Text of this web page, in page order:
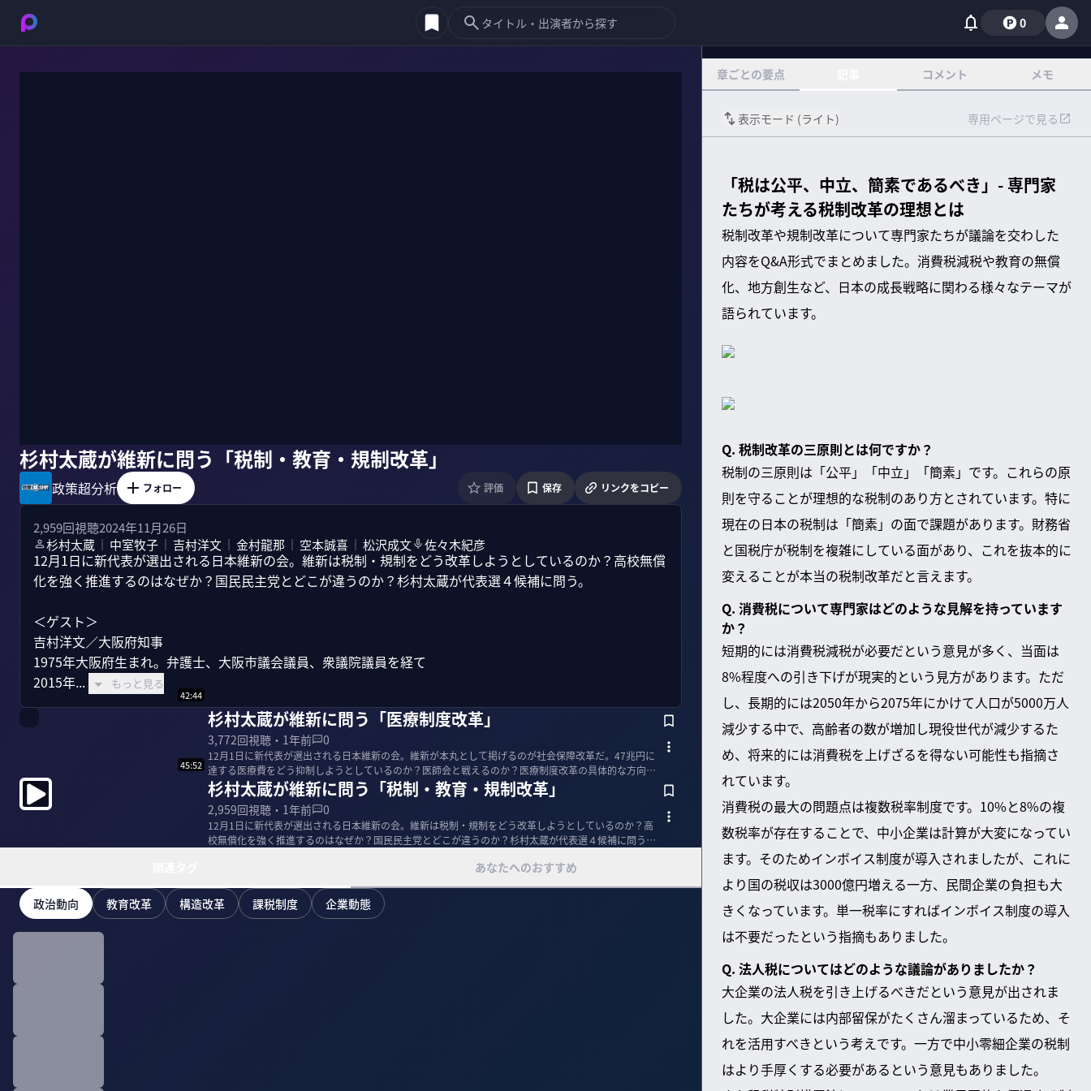
0
杉村太蔵が維新に問う「税制・教育・規制改革」
政策超分析 フォロー 評価 保存 リンクをコピー
2,959回視聴2024年11月26日
杉村太蔵 ｜ 中室牧子 ｜ 吉村洋文 ｜ 金村龍那 ｜ 空本誠喜 ｜ 松沢成文 佐々木紀彦
12月1日に新代表が選出される日本維新の会。維新は税制・規制をどう改革しようとしているのか？高校無償
化を強く推進するのはなぜか？国民民主党とどこが違うのか？杉村太蔵が代表選４候補に問う。
＜ゲスト＞
吉村洋文／大阪府知事
1975年大阪府生まれ。弁護士、大阪市議会議員、衆議院議員を経て
2015年...
もっと見る
42:44
杉村太蔵が維新に問う「医療制度改革」
3,772回視聴・ 1年前 0
12月1日に新代表が選出される日本維新の会。維新が本丸として掲げるのが社会保障改革だ。47兆円に
達する医療費をどう抑制しようとしているのか？医師会と戦えるのか？医療制度改革の具体的な方向性
を杉村太蔵が...
45:52
杉村太蔵が維新に問う「税制・教育・規制改革」
2,959回視聴・ 1年前 0
12月1日に新代表が選出される日本維新の会。維新は税制・規制をどう改革しようとしているのか？高
校無償化を強く推進するのはなぜか？国民民主党とどこが違うのか？杉村太蔵が代表選４候補に問う。
あなたへのおすすめ
政治動向 教育改革 構造改革 課税制度 企業動態
章ごとの要点 コメント メモ
表示モード (ライト) 専用ページで見る
「税は公平、中立、簡素であるべき」- 専門家
たちが考える税制改革の理想とは
税制改革や規制改革について専門家たちが議論を交わした
内容をQ&A形式でまとめました。消費税減税や教育の無償
化、地方創生など、日本の成長戦略に関わる様々なテーマが
語られています。
Q. 税制改革の三原則とは何ですか？
税制の三原則は「公平」「中立」「簡素」です。これらの原
則を守ることが理想的な税制のあり方とされています。特に
現在の日本の税制は「簡素」の面で課題があります。財務省
と国税庁が税制を複雑にしている面があり、これを抜本的に
変えることが本当の税制改革だと言えます。
Q. 消費税について専門家はどのような見解を持っています
か？
短期的には消費税減税が必要だという意見が多く、当面は
8%程度への引き下げが現実的という見方があります。ただ
し、長期的には2050年から2075年にかけて人口が5000万人
減少する中で、高齢者の数が増加し現役世代が減少するた
め、将来的には消費税を上げざるを得ない可能性も指摘さ
れています。
消費税の最大の問題点は複数税率制度です。10%と8%の複
数税率が存在することで、中小企業は計算が大変になってい
ます。そのためインボイス制度が導入されましたが、これに
より国の税収は3000億円増える一方、民間企業の負担も大
きくなっています。単一税率にすればインボイス制度の導入
は不要だったという指摘もありました。
Q. 法人税についてはどのような議論がありましたか？
大企業の法人税を引き上げるべきだという意見が出されま
した。大企業には内部留保がたくさん溜まっているため、そ
れを活用すべきという考えです。一方で中小零細企業の税制
はより手厚くする必要があるという意見もありました。